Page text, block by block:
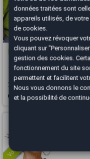
Hyundai Tucson
1.6 T-GDI / 230 CH /
2023 96620 km
Bourgoin-Jallieu - 38300
Vous arrivez trop tard
données traitées sont
appareils utilisés, de
de cookies.
Vous pouvez révoquer
cliquant sur
gestion des cookies.
fonctionnement du site
permettent et facilitent
Nous vous donnons le
et la possibilité de